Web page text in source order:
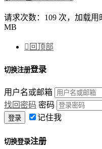
请求次数：109 次，加载用
MB
 回顶部
切换注册登录
用户名或邮箱
找回密码 密码
记住我
切换登录注册